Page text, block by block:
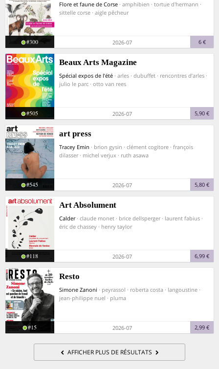
Flore et faune de Corse · amphibien · tortue d'hermann ·
sittelle corse · aigle pêcheur
#300 2026-07 6 €
Beaux Arts Magazine
Spécial expos de l’été · arles · dubuffet · rencontres d’arles ·
julio le parc · otto van rees
#505 2026-07 5,90 €
art press
Tracey Emin · brion gysin · clément cogitore · françois
dilasser · michel verjux · ruth asawa
#545 2026-07 5,80 €
Art Absolument
Calder · claude monet · brice dellsperger · laurent fabius ·
éric de chassey · henry taylor
#118 2026-07 6,99 €
Resto
Simone Zanoni · peyrassol · roberta costa · langoustine ·
jean-philippe nuel · pluma
#15 2026-07 2,99 €
AFFICHER PLUS DE RÉSULTATS